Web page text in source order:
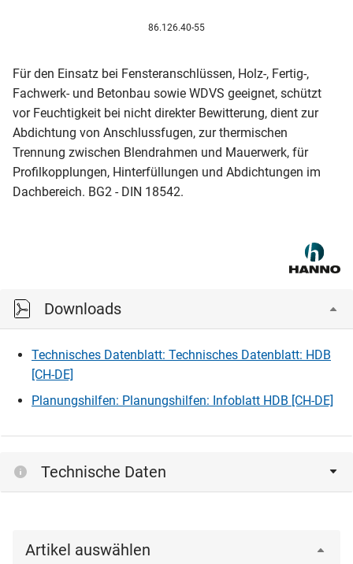
86.126.40-55
Für den Einsatz bei Fensteranschlüssen, Holz-, Fertig-,
Fachwerk- und Betonbau sowie WDVS geeignet, schützt
vor Feuchtigkeit bei nicht direkter Bewitterung, dient zur
Abdichtung von Anschlussfugen, zur thermischen
Trennung zwischen Blendrahmen und Mauerwerk, für
Profilkopplungen, Hinterfüllungen und Abdichtungen im
Dachbereich. BG2 - DIN 18542.
Downloads
Technisches Datenblatt: Technisches Datenblatt: HDB
[CH-DE]
Planungshilfen: Planungshilfen: Infoblatt HDB [CH-DE]
Technische Daten
Artikel auswählen